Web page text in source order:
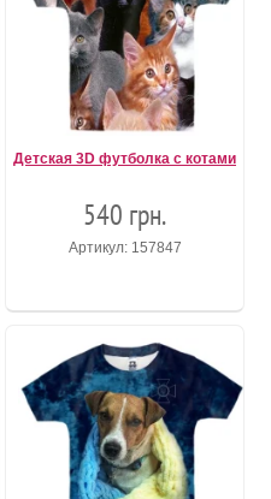
Детская 3D футболка с котами
540 грн.
Артикул: 157847